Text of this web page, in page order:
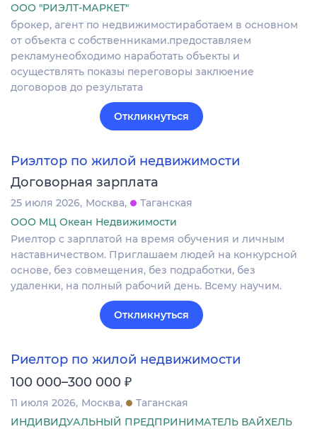
ООО "РИЭЛТ-МАРКЕТ"
брокер, агент по недвижимостиработаем в основном
от объекта с собственниками.предоставляем
рекламунеобходимо наработать объекты и
осуществлять показы переговоры заклюение
договоров до результата
Откликнуться
Риэлтор по жилой недвижимости
Договорная зарплата
25 июля 2026 Москва
Таганская
ООО МЦ Океан Недвижимости
Риелтор с зарплатой на время обучения и личным
наставничеством. Приглашаем людей на конкурсной
основе, без совмещения, без подработки, без
удаленки, на полный рабочий день. Всему научим.
Откликнуться
Риелтор по жилой недвижимости
100 000–300 000 ₽
11 июля 2026 Москва
Таганская
ИНДИВИДУАЛЬНЫЙ ПРЕДПРИНИМАТЕЛЬ ВАЙХЕЛЬ